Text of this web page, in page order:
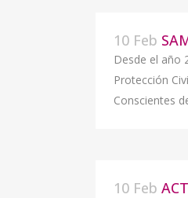
10 Feb
Desde el año
Protección
Conscientes
10 Feb